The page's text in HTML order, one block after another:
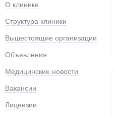
О клинике
Структура клиники
Вышестоящие организации
Объявления
Медицинские новости
Вакансии
Лицензии